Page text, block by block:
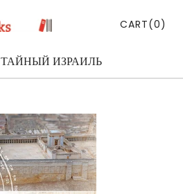
CART(0)
ТАЙНЫЙ ИЗРАИЛЬ